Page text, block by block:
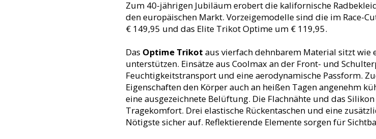
Zum 40-jährigen Jubiläum erobert die kalifornische
den europäischen Markt. Vorzeigemodelle sind die im Race-
€ 149,95 und das Elite Trikot Optime um € 119,95.
Das Optime Trikot aus vierfach dehnbarem Material sitzt
unterstützen. Einsätze aus Coolmax an der Front- und
Feuchtigkeitstransport und eine aerodynamische Passform.
Eigenschaften den Körper auch an heißen Tagen angenehm
eine ausgezeichnete Belüftung. Die Flachnähte und das
Tragekomfort. Drei elastische Rückentaschen und eine
Nötigste sicher auf. Reflektierende Elemente sorgen für